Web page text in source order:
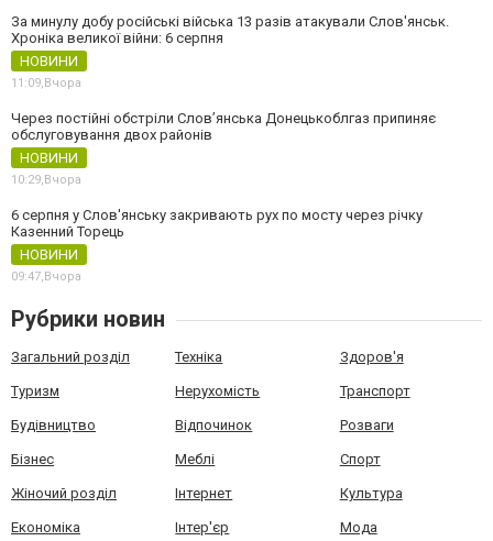
За минулу добу російські війська 13 разів атакували Слов'янськ.
Хроніка великої війни: 6 серпня
НОВИНИ
11:09, Вчора
Через постійні обстріли Слов’янська Донецькоблгаз припиняє
обслуговування двох районів
НОВИНИ
10:29, Вчора
6 серпня у Слов'янську закривають рух по мосту через річку
Казенний Торець
НОВИНИ
09:47, Вчора
Рубрики новин
Загальний розділ Техніка Здоров'я
Туризм Нерухомість Транспорт
Будівництво Відпочинок Розваги
Бізнес Меблі Спорт
Жіночий розділ Інтернет Культура
Економіка Інтер'єр Мода